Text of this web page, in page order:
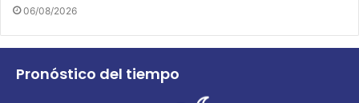
06/08/2026
Pronóstico del tiempo